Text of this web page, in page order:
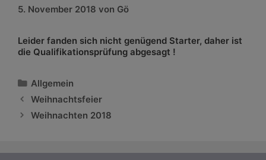
5. November 2018 von Gö
Leider fanden sich nicht genügend Starter, daher ist
die Qualifikationsprüfung abgesagt !
Kategorien
Allgemein
Weihnachtsfeier
Weihnachten 2018